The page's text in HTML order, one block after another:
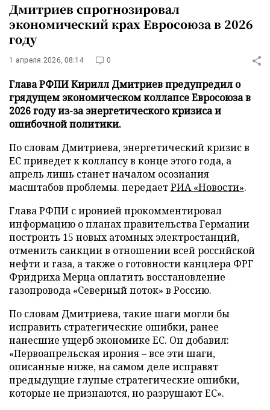
Дмитриев спрогнозировал
экономический крах Евросоюза в 2026
году
1 апреля 2026, 08:14 0
Глава РФПИ Кирилл Дмитриев предупредил о
грядущем экономическом коллапсе Евросоюза в
2026 году из-за энергетического кризиса и
ошибочной политики.
По словам Дмитриева, энергетический кризис в
ЕС приведет к коллапсу в конце этого года, а
апрель лишь станет началом осознания
масштабов проблемы. передаетРИА «Новости».
Глава РФПИ с иронией прокомментировал
информацию о планах правительства Германии
построить 15 новых атомных электростанций,
отменить санкции в отношении всей российской
нефти и газа, а также о готовности канцлера ФРГ
Фридриха Мерца оплатить восстановление
газопровода «Северный поток» в Россию.
По словам Дмитриева, такие шаги могли бы
исправить стратегические ошибки, ранее
нанесшие ущерб экономике ЕС. Он добавил:
«Первоапрельская ирония – все эти шаги,
описанные ниже, на самом деле исправят
предыдущие глупые стратегические ошибки,
которые не признаются, но разрушают ЕС».